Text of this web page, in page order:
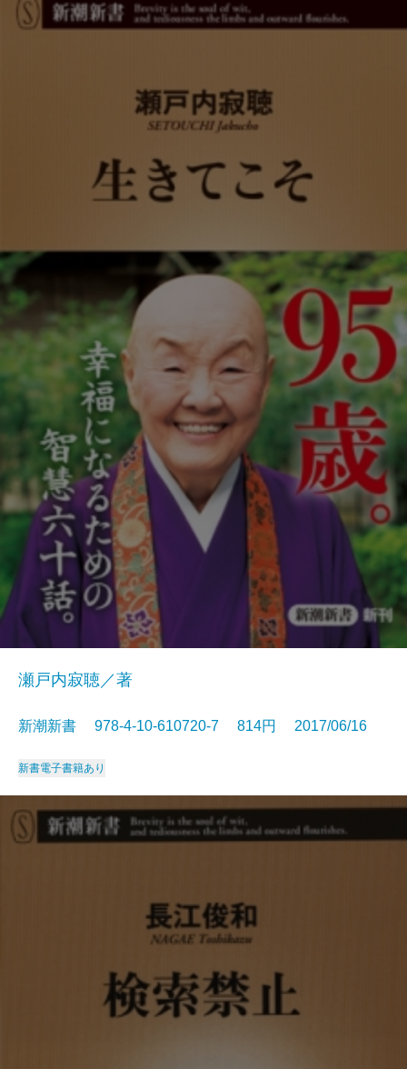
瀬戸内寂聴／著
新潮新書 978-4-10-610720-7 814円 2017/06/16
新書電子書籍あり